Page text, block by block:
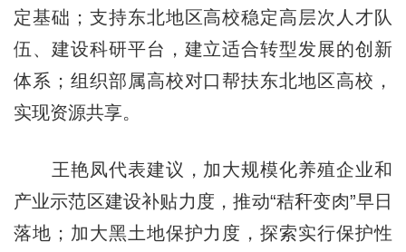
定基础；支持东北地区高校稳定高层次人才队
伍、建设科研平台，建立适合转型发展的创新
体系；组织部属高校对口帮扶东北地区高校，
实现资源共享。
王艳凤代表建议，加大规模化养殖企业和
产业示范区建设补贴力度，推动“秸秆变肉”早日
落地；加大黑土地保护力度，探索实行保护性